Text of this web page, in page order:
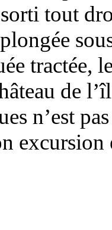
tout
tractée,
de
n’est